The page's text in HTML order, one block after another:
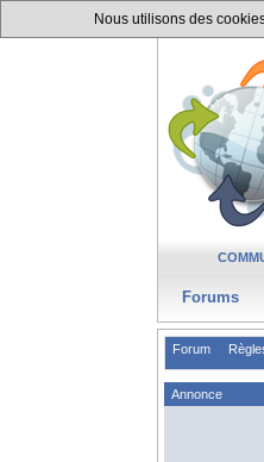
Nous utilisons des
Forums
Forum
Annonce